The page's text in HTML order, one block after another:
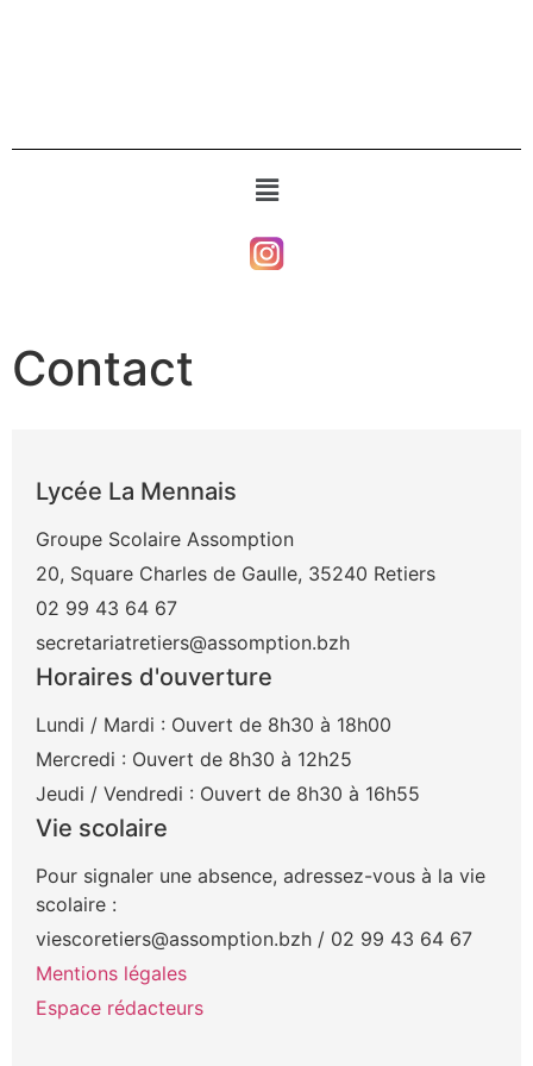
Contact
Lycée La Mennais
Groupe Scolaire Assomption
20, Square Charles de Gaulle, 35240 Retiers
02 99 43 64 67
secretariatretiers@assomption.bzh
Horaires d'ouverture
Lundi / Mardi : Ouvert de 8h30 à 18h00
Mercredi : Ouvert de 8h30 à 12h25
Jeudi / Vendredi : Ouvert de 8h30 à 16h55
Vie scolaire
Pour signaler une absence, adressez-vous à la vie
scolaire :
viescoretiers@assomption.bzh / 02 99 43 64 67
Mentions légales
Espace rédacteurs